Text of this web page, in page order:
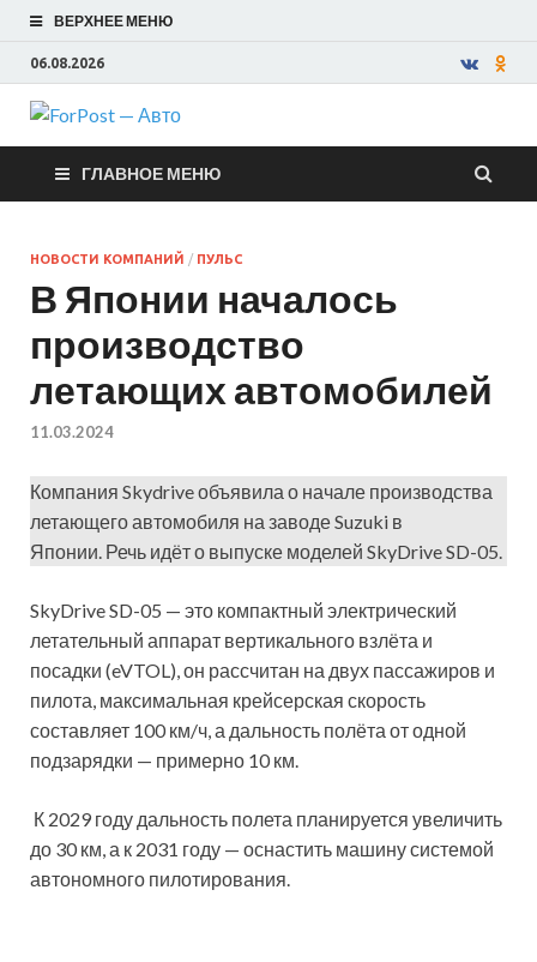
ВЕРХНЕЕ МЕНЮ
06.08.2026
ForPost —
Авто
ГЛАВНОЕ МЕНЮ
НОВОСТИ КОМПАНИЙ / ПУЛЬС
В Японии началось
производство
летающих автомобилей
11.03.2024
Компания Skydrive объявила о начале производства
летающего автомобиля на заводе Suzuki в
Японии. Речь идёт о выпуске моделей SkyDrive SD-05.
SkyDrive SD-05 — это компактный электрический
летательный аппарат вертикального взлёта и
посадки (eVTOL), он рассчитан на двух пассажиров и
пилота, максимальная крейсерская скорость
составляет 100 км/ч, а дальность полёта от одной
подзарядки — примерно 10 км.
К 2029 году дальность полета планируется увеличить
до 30 км, а к 2031 году — оснастить машину системой
автономного пилотирования.